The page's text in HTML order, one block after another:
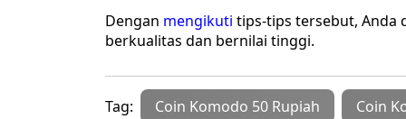
Dengan mengikuti tips-tips tersebut, Anda
berkualitas dan bernilai tinggi.
Tag: Coin Komodo 50 Rupiah Coin